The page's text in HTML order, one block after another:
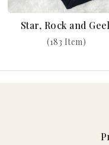
Star, Rock and
(183 Item)